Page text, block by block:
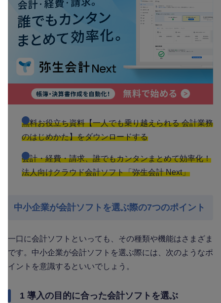
無料お役立ち資料【一人でも乗り越えられる 会計業務
のはじめかた】をダウンロードする
会計・経費・請求、誰でもカンタンまとめて効率化！
法人向けクラウド会計ソフト「弥生会計 Next」
中小企業が会計ソフトを選ぶ際の7つのポイント
一口に会計ソフトといっても、その種類や機能はさまざま
です。中小企業が会計ソフトを選ぶ際には、次のようなポ
イントを意識するといいでしょう。
1 導入の目的に合った会計ソフトを選ぶ